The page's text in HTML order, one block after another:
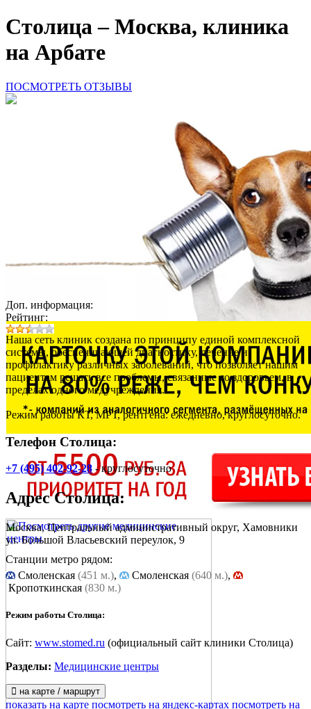
Столица – Москва, клиника
на Арбате
ПОСМОТРЕТЬ ОТЗЫВЫ
Доп. информация:
Рейтинг:
Наша сеть клиник создана по принципу единой комплексной
системы, обеспечивающей диагностику, лечение и
профилактику различных заболеваний, что позволяет нашим
пациентам решать все проблемы, связанные со здоровьем, в
пределах одного медучреждения.
Режим работы КТ, МРТ, рентгена: ежедневно, круглосуточно.
Телефон Столица:
+7 (495) 402-92-28 - круглосуточно
АдресСтолица:
Москва, Центральный административный округ, Хамовники
ул. Большой Власьевский переулок, 9
Станции метро рядом:
Cмоленская (451 м.), Смоленская (640 м.),
Кропоткинская (830 м.)
Режим работы Столица:
Сайт: www.stomed.ru (официальный сайт клиники Столица)
Разделы: Медицинские центры
на карте / маршрут
показать на карте посмотреть на яндекс-картах посмотреть на